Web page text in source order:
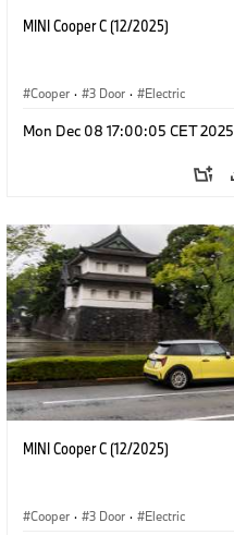
MINI Cooper C (12/2025)
Cooper · 3 Door · Electric
Mon Dec 08 17:00:05 CET 2025
MINI Cooper C (12/2025)
Cooper · 3 Door · Electric